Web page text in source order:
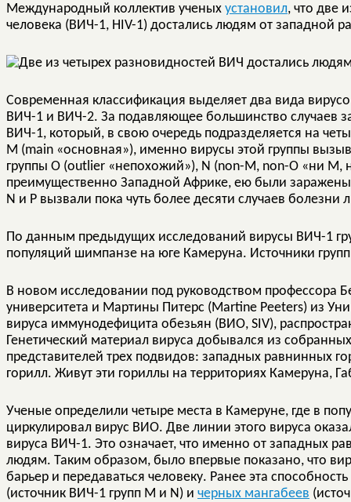
Международный коллектив ученых установил, что две
человека (ВИЧ-1, HIV-1) достались людям от западной
Современная классификация выделяет два вида
ВИЧ-1 и ВИЧ-2. За подавляющее большинство случаев
ВИЧ-1, который, в свою очередь подразделяется на
M (main «основная»), именно вирусы этой группы
группы O (outlier «непохожий»), N (non-M, non-O «ни М,
преимущественно Западной Африке, ею были
N и P вызвали пока чуть более десяти случаев болезни
По данным предыдущих исследований вирусы ВИЧ-1
популяций шимпанзе на юге Камеруна. Источники
В новом исследовании под руководством профессора
университета и Мартины Питерс (Martine Peeters) из
вируса иммунодефицита обезьян (ВИО, SIV),
Генетический материал вируса добывался из
представителей трех подвидов: западных равнинных
горилл. Живут эти гориллы на территориях Камеруна,
Ученые определили четыре места в Камеруне, где в
циркулировал вирус ВИО. Две линии этого вируса
вируса ВИЧ-1. Это означает, что именно от западных
людям. Таким образом, было впервые показано, что
барьер и передаваться человеку. Ранее эта
(источник ВИЧ-1 групп M и N) и черных мангабеев